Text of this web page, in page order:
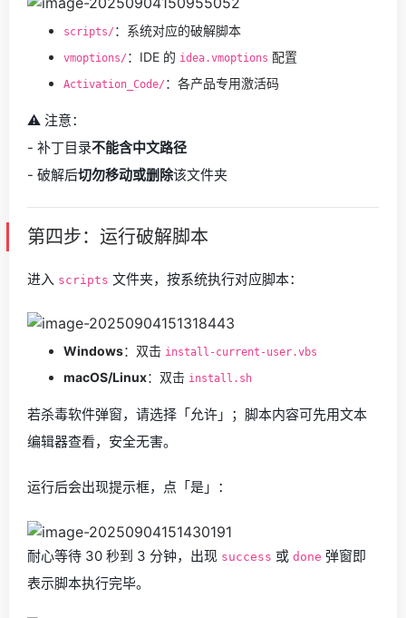
scripts/ ：系统对应的破解脚本
vmoptions/ ：IDE 的 idea.vmoptions 配置
Activation_Code/ ：各产品专用激活码
⚠️ 注意：
- 补丁目录不能含中文路径
- 破解后切勿移动或删除该文件夹
第四步：运行破解脚本
进入 scripts 文件夹，按系统执行对应脚本：
Windows：双击 install-current-user.vbs
macOS/Linux：双击 install.sh
若杀毒软件弹窗，请选择「允许」；脚本内容可先用文本
编辑器查看，安全无害。
运行后会出现提示框，点「是」：
耐心等待 30 秒到 3 分钟，出现 success 或 done 弹窗即
表示脚本执行完毕。